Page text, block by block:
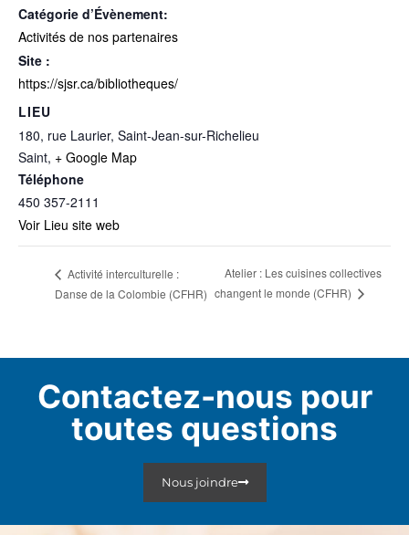
Catégorie d’Évènement:
Activités de nos partenaires
Site :
https://sjsr.ca/bibliotheques/
LIEU
180, rue Laurier, Saint-Jean-sur-Richelieu
Saint, + Google Map
Téléphone
450 357-2111
Voir Lieu site web
Activité interculturelle :
Danse de la Colombie (CFHR)
Atelier : Les cuisines collectives
changent le monde (CFHR)
Contactez-nous pour
toutes questions
Nous joindre